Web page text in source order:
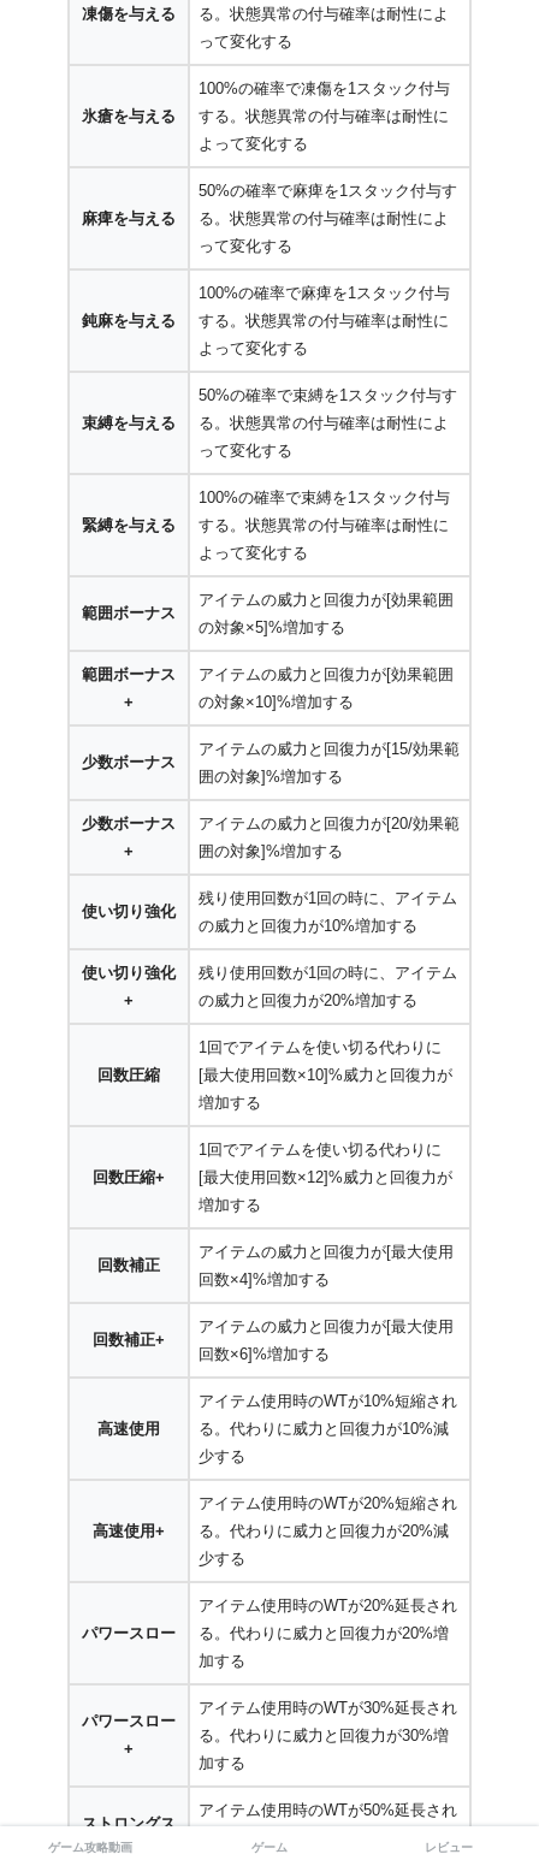
凍傷を与える
る。状態異常の付与確率は耐性によ
って変化する
氷瘡を与える
100%の確率で凍傷を1スタック付与
する。状態異常の付与確率は耐性に
よって変化する
麻痺を与える
50%の確率で麻痺を1スタック付与す
る。状態異常の付与確率は耐性によ
って変化する
鈍麻を与える
100%の確率で麻痺を1スタック付与
する。状態異常の付与確率は耐性に
よって変化する
束縛を与える
50%の確率で束縛を1スタック付与す
る。状態異常の付与確率は耐性によ
って変化する
緊縛を与える
100%の確率で束縛を1スタック付与
する。状態異常の付与確率は耐性に
よって変化する
範囲ボーナス
アイテムの威力と回復力が[効果範囲
の対象×5]%増加する
範囲ボーナス
+
アイテムの威力と回復力が[効果範囲
の対象×10]%増加する
少数ボーナス
アイテムの威力と回復力が[15/効果範
囲の対象]%増加する
少数ボーナス
+
アイテムの威力と回復力が[20/効果範
囲の対象]%増加する
使い切り強化
残り使用回数が1回の時に、アイテム
の威力と回復力が10%増加する
使い切り強化
+
残り使用回数が1回の時に、アイテム
の威力と回復力が20%増加する
回数圧縮
1回でアイテムを使い切る代わりに
[最大使用回数×10]%威力と回復力が
増加する
回数圧縮+
1回でアイテムを使い切る代わりに
[最大使用回数×12]%威力と回復力が
増加する
回数補正
アイテムの威力と回復力が[最大使用
回数×4]%増加する
回数補正+
アイテムの威力と回復力が[最大使用
回数×6]%増加する
高速使用
アイテム使用時のWTが10%短縮され
る。代わりに威力と回復力が10%減
少する
高速使用+
アイテム使用時のWTが20%短縮され
る。代わりに威力と回復力が20%減
少する
パワースロー
アイテム使用時のWTが20%延長され
る。代わりに威力と回復力が20%増
加する
パワースロー
+
アイテム使用時のWTが30%延長され
る。代わりに威力と回復力が30%増
加する
ストロングス
ロー
アイテム使用時のWTが50%延長され
る。代わりに威力と回復力が45%増
ゲーム攻略動画 ゲーム レビュー